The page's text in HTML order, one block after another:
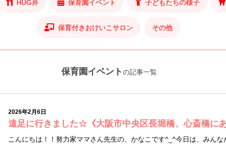
HUG弁 保育園イベント 子どもたちの様子
保育付きおけいこサロン その他
保育園イベントの記事一覧
2026年2月6日
遠足に行きました☆《大阪市中央区長堀橋、心斎橋に
こんにちは！！努力家ママさん先生の、かなこです^_^今日は、みん